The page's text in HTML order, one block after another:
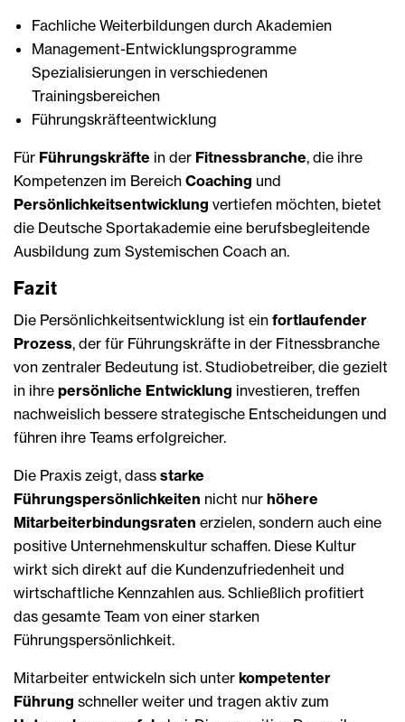
Fachliche Weiterbildungen durch Akademien
Management-Entwicklungsprogramme
Spezialisierungen in verschiedenen
Trainingsbereichen
Führungskräfteentwicklung
Für Führungskräfte in der Fitnessbranche, die ihre
Kompetenzen im Bereich Coaching und
Persönlichkeitsentwicklung vertiefen möchten, bietet
die Deutsche Sportakademie eine berufsbegleitende
Ausbildung zum Systemischen Coach an.
Fazit
Die Persönlichkeitsentwicklung ist ein fortlaufender
Prozess, der für Führungskräfte in der Fitnessbranche
von zentraler Bedeutung ist. Studiobetreiber, die gezielt
in ihre persönliche Entwicklung investieren, treffen
nachweislich bessere strategische Entscheidungen und
führen ihre Teams erfolgreicher.
Die Praxis zeigt, dass starke
Führungspersönlichkeiten nicht nur höhere
Mitarbeiterbindungsraten erzielen, sondern auch eine
positive Unternehmenskultur schaffen. Diese Kultur
wirkt sich direkt auf die Kundenzufriedenheit und
wirtschaftliche Kennzahlen aus. Schließlich profitiert
das gesamte Team von einer starken
Führungspersönlichkeit.
Mitarbeiter entwickeln sich unter kompetenter
Führung schneller weiter und tragen aktiv zum